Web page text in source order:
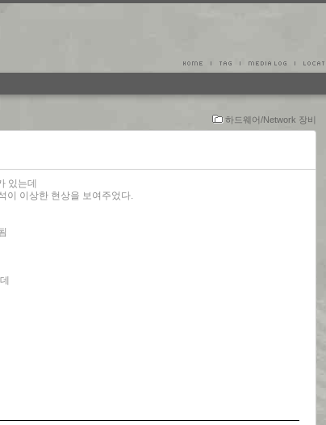
하드웨어/Network 장비
있는데
이 이상한 현상을 보여주었다.